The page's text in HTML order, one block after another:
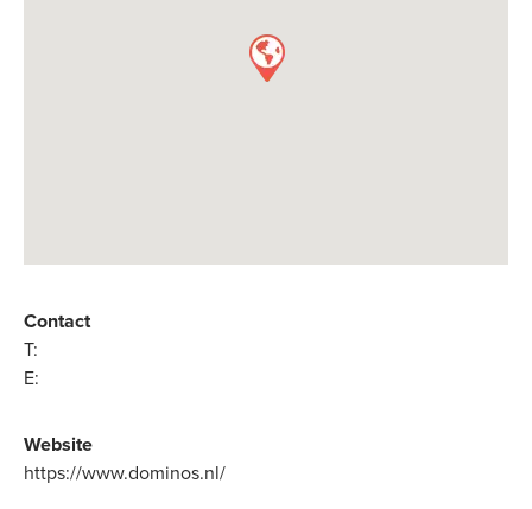
Contact
T:
E:
Website
https://www.dominos.nl/